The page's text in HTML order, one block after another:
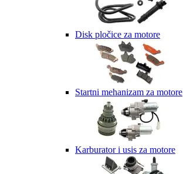
Disk pločice za motore
Startni mehanizam za motore
Karburator i usis za motore